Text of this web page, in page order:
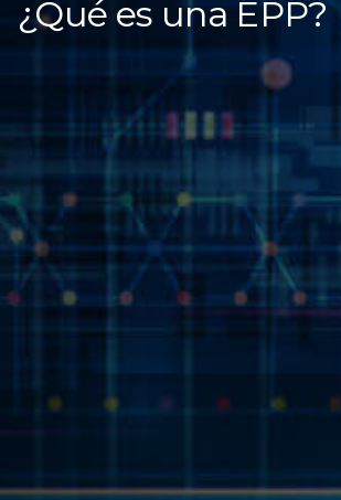
¿Qué es una EPP?